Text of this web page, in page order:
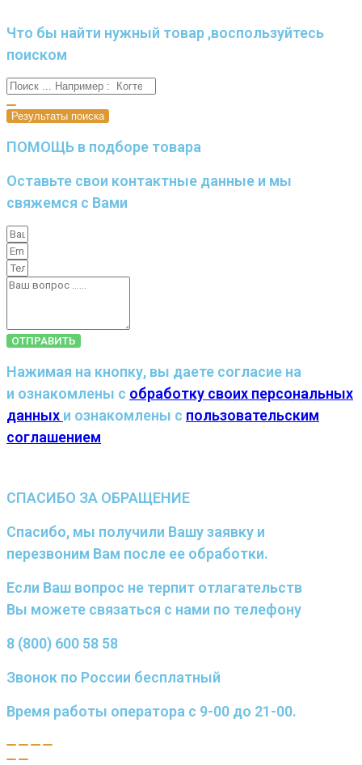
Что бы найти нужный товар ,воспользуйтесь
поиском
Результаты поиска
ПОМОЩЬ в подборе товара
Оставьте свои контактные данные и мы
свяжемся с Вами
ОТПРАВИТЬ
Нажимая на кнопку, вы даете согласие на
и ознакомлены с обработку своих персональных
данных и ознакомлены с пользовательским
соглашением
СПАСИБО ЗА ОБРАЩЕНИЕ
Спасибо, мы получили Вашу заявку и
перезвоним Вам после ее обработки.
Если Ваш вопрос не терпит отлагательств
Вы можете связаться с нами по телефону
8 (800) 600 58 58
Звонок по России бесплатный
Время работы оператора с 9-00 до 21-00.